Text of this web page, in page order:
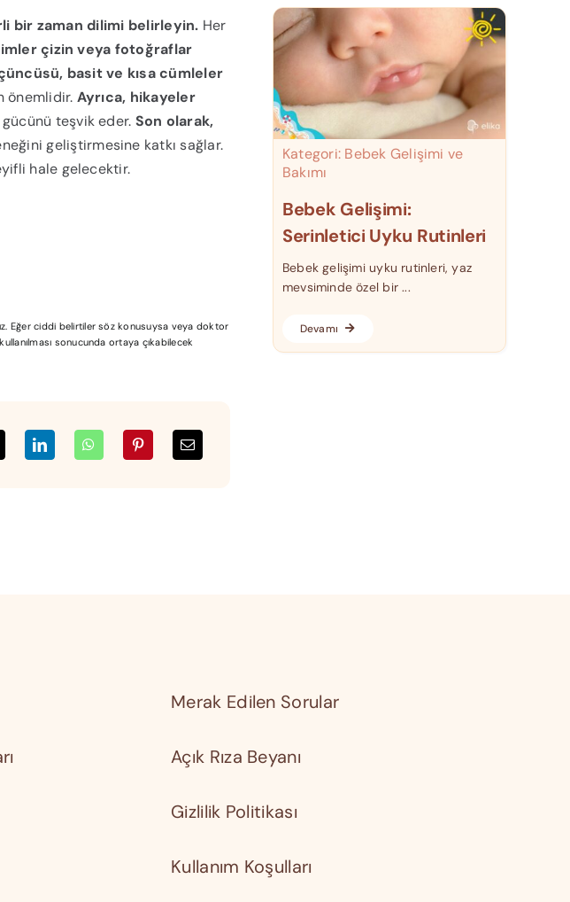
bir zaman dilimi belirleyin. Her
çizin veya fotoğraflar
basit ve kısa cümleler
önemlidir. Ayrıca, hikayeler
teşvik eder. Son olarak,
geliştirmesine katkı sağlar.
hale gelecektir.
Eğer ciddi belirtiler söz konusuysa veya doktor
sonucunda ortaya çıkabilecek
Kategori: Bebek Gelişimi ve
Bakımı
Bebek Gelişimi:
Serinletici Uyku Rutinleri
Bebek gelişimi uyku rutinleri, yaz
mevsiminde özel bir ...
Devamı
Merak Edilen Sorular
Açık Rıza Beyanı
Gizlilik Politikası
Kullanım Koşulları